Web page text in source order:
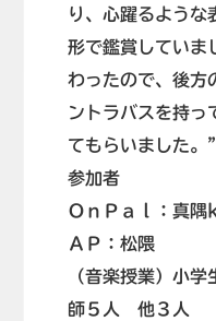
り、心躍るような
形で鑑賞していま
わったので、後方
ントラバスを持っ
てもらいました。”
参加者
ＯｎＰａｌ：
ＡＰ：松隈
（音楽授業）小
師５人 他３人